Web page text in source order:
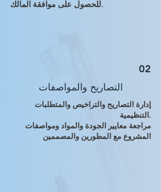
للحصول على موافقة المالك.
02
التصاريح والمواصفات
إدارة التصاريح والتراخيص والمتطلبات
التنظيمية.
مراجعة معايير الجودة والمواد ومواصفات
المشروع مع المطورين والمصممين